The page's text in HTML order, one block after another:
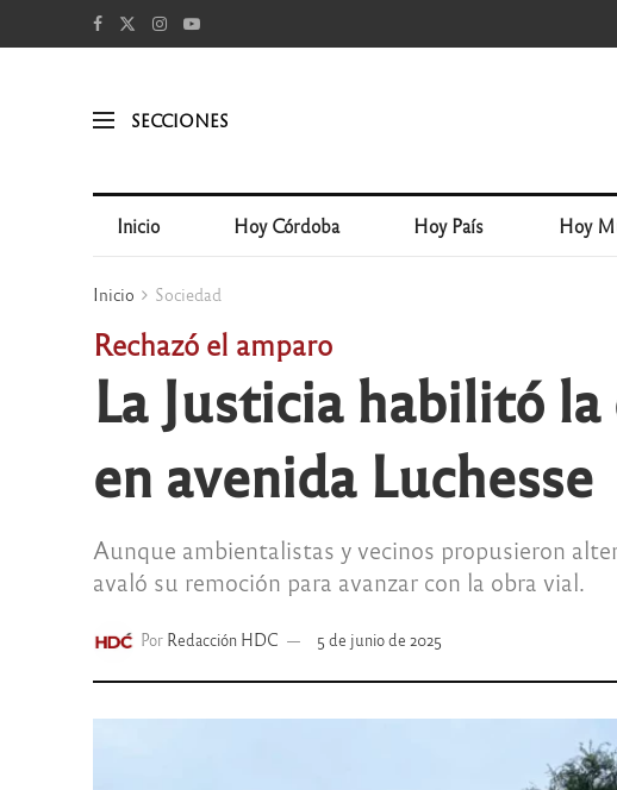
SECCIONES
Inicio Hoy Córdoba Hoy País Hoy
Inicio Sociedad
Rechazó el amparo
La Justicia habilitó
en avenida Luchesse
Aunque ambientalistas y vecinos propusieron
avaló su remoción para avanzar con la obra vial.
Por Redacción HDC 5 de junio de 2025